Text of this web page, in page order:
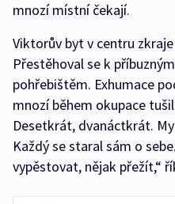
mnozí místní čekají.
Viktorův byt v centru
Přestěhoval se k
pohřebištěm. Exhumace
mnozí během okupace
Desetkrát, dvanáctkrát.
Každý se staral sám o
vypěstovat, nějak přežít,“